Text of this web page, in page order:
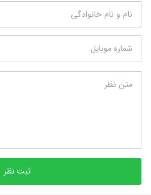
نام و نام خانوادگی
شماره موبایل
متن نظر
ثبت نظر